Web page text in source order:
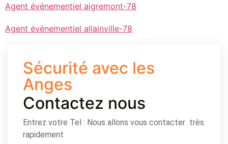
Agent événementiel aigremont-78
Agent événementiel allainville-78
Sécurité avec les
Anges
Contactez nous
Entrez votre Tel : Nous allons vous contacter très
rapidement